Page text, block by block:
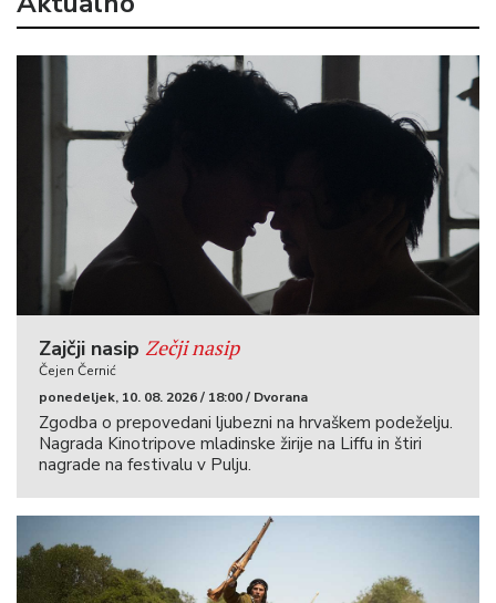
Zajčji nasip Zečji nasip
Čejen Černić
ponedeljek, 10. 08. 2026 / 18:00 / Dvorana
Zgodba o prepovedani ljubezni na hrvaškem podeželju.
Nagrada Kinotripove mladinske žirije na Liffu in štiri
nagrade na festivalu v Pulju.